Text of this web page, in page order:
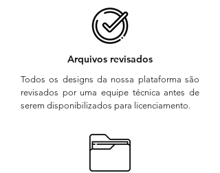
Arquivos revisados
Todos os designs da nossa plataforma são
revisados por uma equipe técnica antes de
serem disponibilizados para licenciamento.